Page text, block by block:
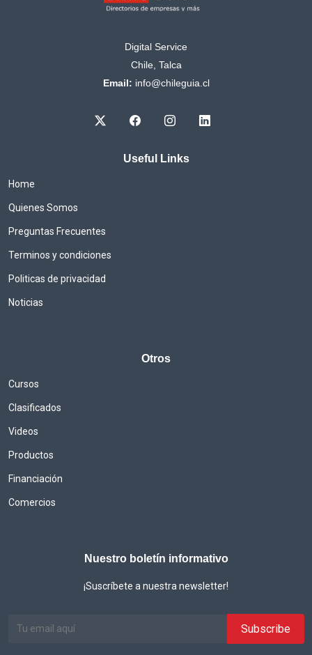
Digital Service
Chile, Talca
Email: info@chileguia.cl
Useful Links
Home
Quienes Somos
Preguntas Frecuentes
Terminos y condiciones
Politicas de privacidad
Noticias
Otros
Cursos
Clasificados
Videos
Productos
Financiación
Comercios
Nuestro boletín informativo
¡Suscríbete a nuestra newsletter!